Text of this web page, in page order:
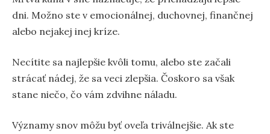
dni. Možno ste v emocionálnej, duchovnej, finančnej
alebo nejakej inej kríze.
Necítite sa najlepšie kvôli tomu, alebo ste začali
strácať nádej, že sa veci zlepšia. Čoskoro sa však
stane niečo, čo vám zdvihne náladu.
Významy snov môžu byť oveľa triválnejšie. Ak ste